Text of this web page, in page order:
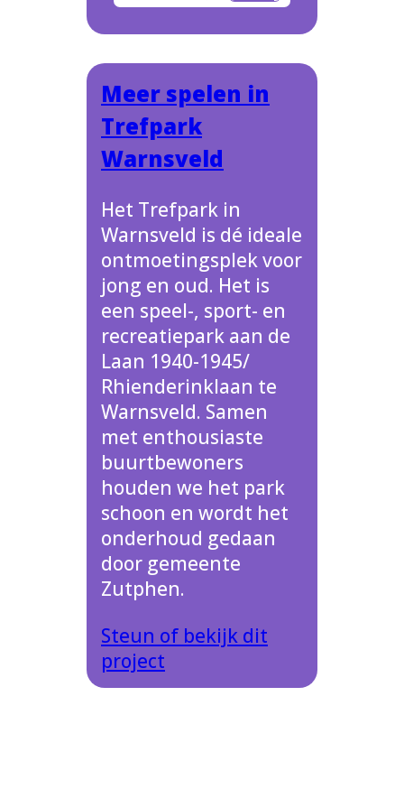
Meer spelen in
Trefpark
Warnsveld
Het Trefpark in
Warnsveld is dé ideale
ontmoetingsplek voor
jong en oud. Het is
een speel-, sport- en
recreatiepark aan de
Laan 1940-1945/
Rhienderinklaan te
Warnsveld. Samen
met enthousiaste
buurtbewoners
houden we het park
schoon en wordt het
onderhoud gedaan
door gemeente
Zutphen.
Steun of bekijk dit
project